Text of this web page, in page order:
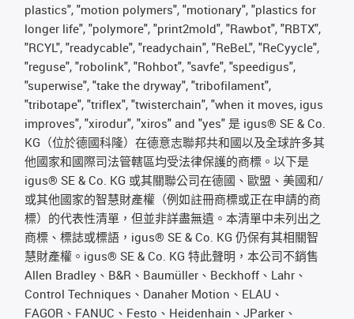
plastics", "motion polymers", "motionary", "plastics for
longer life", "polymore", "print2mold", "Rawbot", "RBTX",
"RCYL", "readycable", "readychain", "ReBeL", "ReCyycle",
"reguse", "robolink", "Rohbot", "savfe", "speedigus",
"superwise", "take the dryway", "tribofilament",
"tribotape", "triflex", "twisterchain", "when it moves, igus
improves", "xirodur", "xiros" and "yes" 是 igus® SE & Co.
KG（位於德國科隆）在德意志聯邦共和國以及全球許多其
他國家和國際司法管轄區均受法律保護的商標。以下是
igus® SE & Co. KG 或其關聯公司在德國、歐盟、美國和/
或其他國家的智慧財產權（例如註冊商標或正在申請的商
標）的代表性清單，但並非詳盡無遺。本清單中未列出之
商標、標誌或標語，igus® SE & Co. KG 仍保有其相關智
慧財產權。igus® SE & Co. KG 特此聲明，本公司不銷售
Allen Bradley、B&R、Baumüller、Beckhoff、Lahr、
Control Techniques、Danaher Motion、ELAU、
FAGOR、FANUC、Festo、Heidenhain、JParker、